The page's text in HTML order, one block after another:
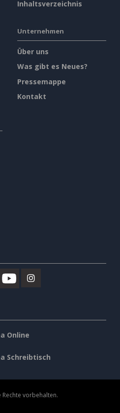
Inhaltsverzeichnis
Unternehmen
Über uns
Was gibt es Neues?
Pressemappe
Kontakt
Online
Schreibtisch
vorbehalten.